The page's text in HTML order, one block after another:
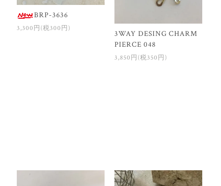
BRP-3636
3,300円(税300円)
3WAY DESING CHARM
PIERCE 048
3,850円(税350円)